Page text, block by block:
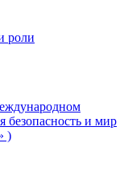
роли
безопасность и мир
)